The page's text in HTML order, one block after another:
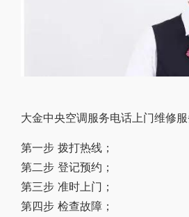
大金中央空调服务电话上门维修
第一步 拨打热线；
第二步 登记预约；
第三步 准时上门；
第四步 检查故障；